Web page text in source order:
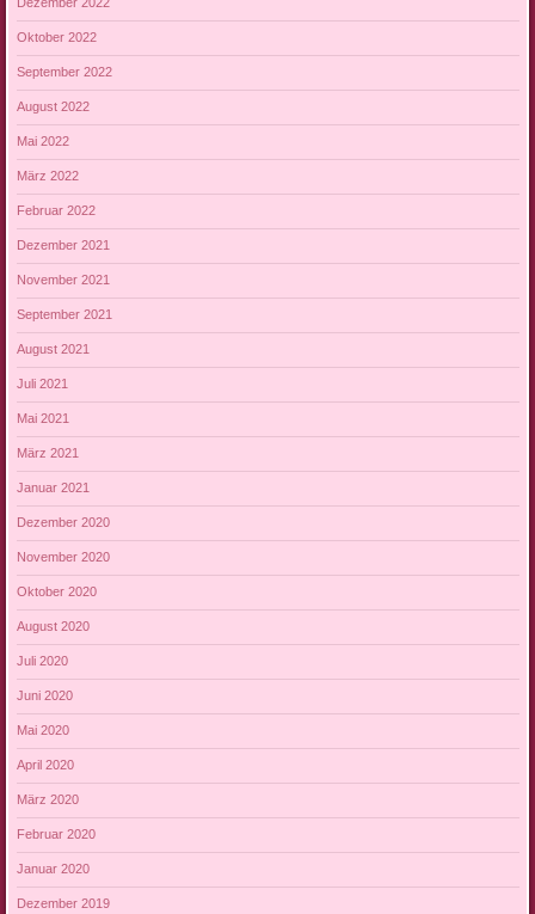
Oktober 2022
September 2022
August 2022
Mai 2022
März 2022
Februar 2022
Dezember 2021
November 2021
September 2021
August 2021
Juli 2021
Mai 2021
März 2021
Januar 2021
Dezember 2020
November 2020
Oktober 2020
August 2020
Juli 2020
Juni 2020
Mai 2020
April 2020
März 2020
Februar 2020
Januar 2020
Dezember 2019